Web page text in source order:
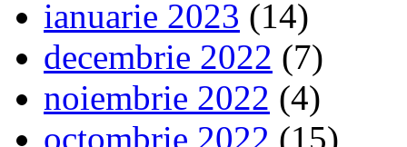
ianuarie 2023 (14)
decembrie 2022 (7)
noiembrie 2022 (4)
octombrie 2022 (15)